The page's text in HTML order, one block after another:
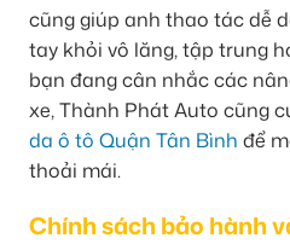
cũng giúp anh thao tác dễ
tay khỏi vô lăng, tập trung
bạn đang cân nhắc các
xe, Thành Phát Auto cũng
da ô tô Quận Tân Bình để
thoải mái.
Chính sách bảo hành